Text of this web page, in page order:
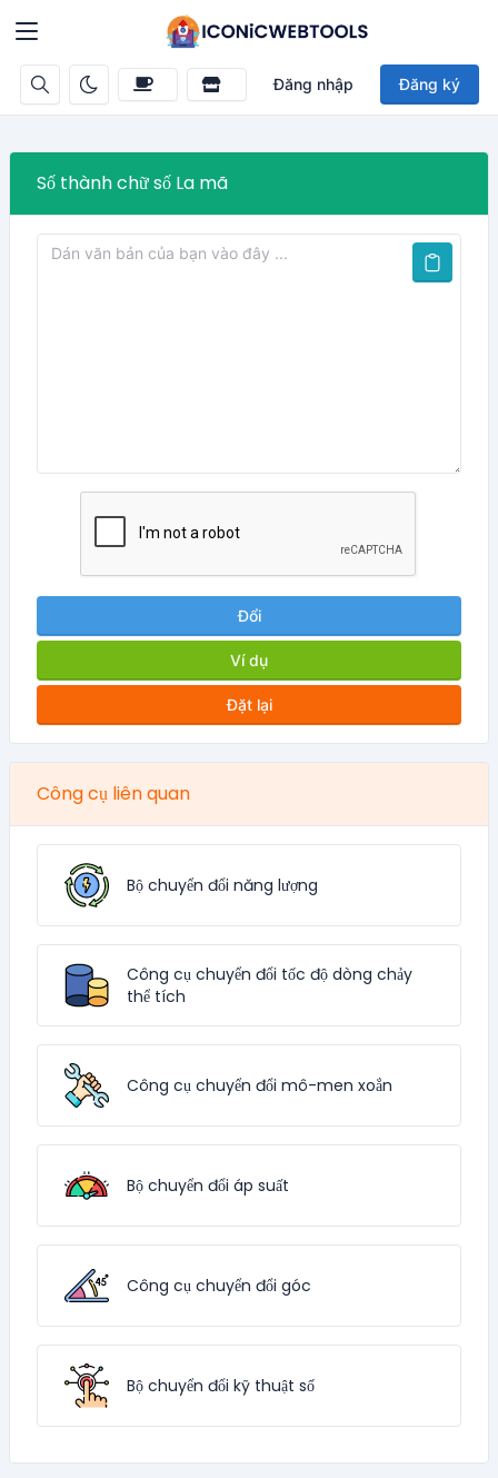
Đăng nhập Đăng ký
Số thành chữ số La mã
Đổi
Ví dụ
Đặt lại
Công cụ liên quan
Bộ chuyển đổi năng lượng
Công cụ chuyển đổi tốc độ dòng chảy
thể tích
Công cụ chuyển đổi mô-men xoắn
Bộ chuyển đổi áp suất
Công cụ chuyển đổi góc
Bộ chuyển đổi kỹ thuật số